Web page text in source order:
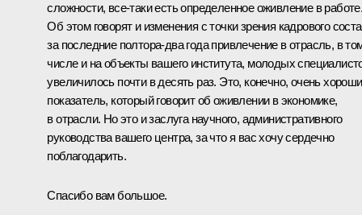
сложности, все‑таки есть определенное оживление в
Об этом говорят и изменения с точки зрения кадрового
за последние полтора-два года привлечение в отрасль, в
числе и на объекты вашего института, молодых
увеличилось почти в десять раз. Это, конечно, очень
показатель, который говорит об оживлении в экономике,
в отрасли. Но это и заслуга научного, административного
руководства вашего центра, за что я вас хочу сердечно
поблагодарить.
Спасибо вам большое.